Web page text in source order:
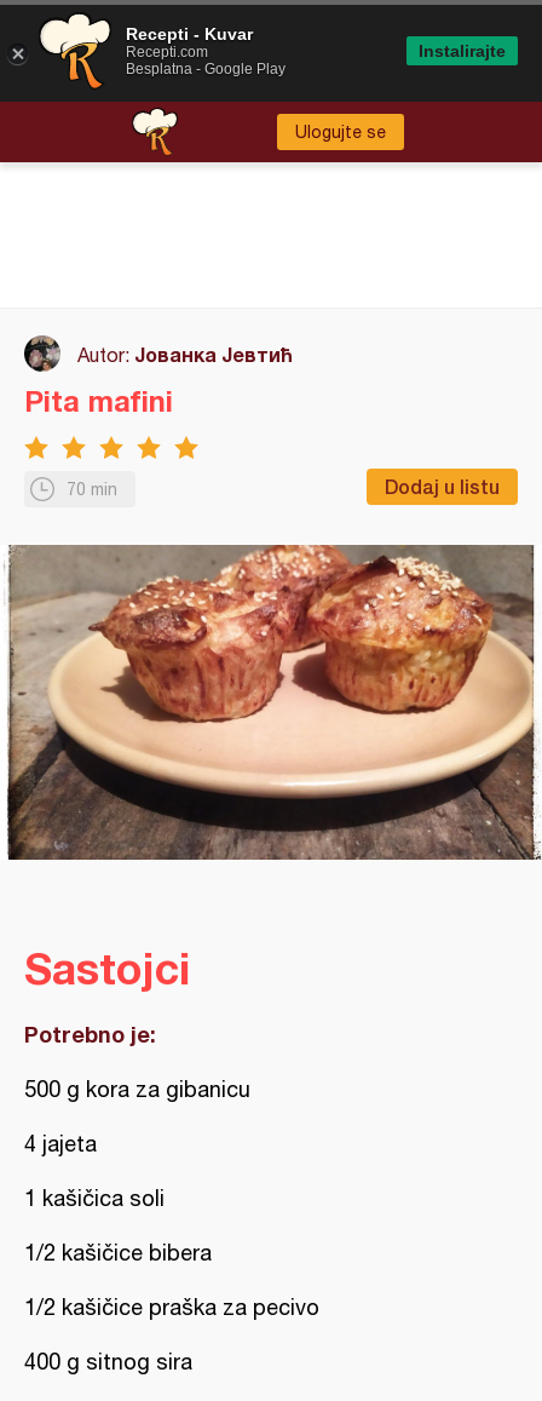
Ulogujte se
Autor: Јованка Јевтић
70 min Dodaj u listu
Pita mafini
Sastojci
Potrebno je:
500 g kora za gibanicu
4 jajeta
1 kašičica soli
1/2 kašičice bibera
1/2 kašičice praška za pecivo
400 g sitnog sira
Recepti - Kuvar
Recepti.com
Besplatna - Google Play
Instalirajte